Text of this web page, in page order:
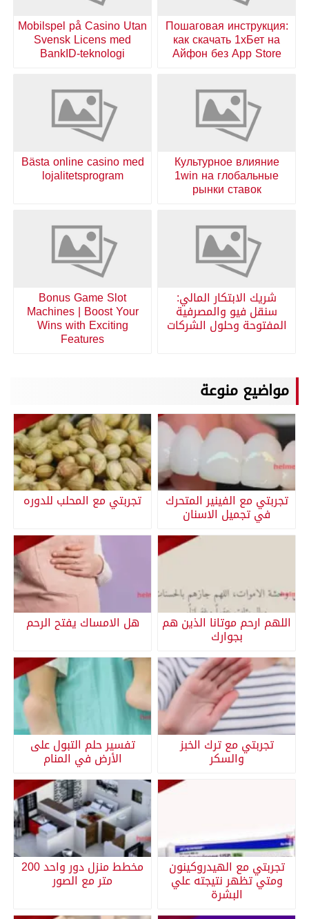
Пошаговая инструкция:
как скачать 1хБет на
Айфон без App Store
Mobilspel på Casino Utan
Svensk Licens med
BankID-teknologi
Культурное влияние
1win на глобальные
рынки ставок
Bästa online casino med
lojalitetsprogram
شريك الابتكار المالي:
سنقل فيو والمصرفية
المفتوحة وحلول الشركات
Bonus Game Slot
Machines | Boost Your
Wins with Exciting
Features
مواضيع منوعة
تجربتي مع الفينير المتحرك
في تجميل الاسنان
تجربتي مع المحلب للدوره
اللهم ارحم موتانا الذين هم
بجوارك
هل الامساك يفتح الرحم
تجربتي مع ترك الخبز
والسكر
تفسير حلم التبول على
الأرض في المنام
تجربتي مع الهيدروكينون
ومتي تظهر نتيجته علي
البشرة
مخطط منزل دور واحد 200
متر مع الصور